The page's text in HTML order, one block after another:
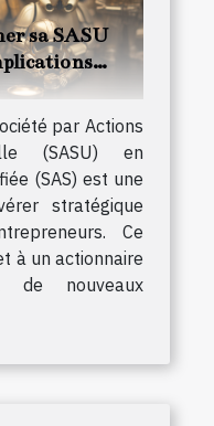
sa SASU
par Actions
(SASU) en
(SAS) est une
stratégique
Ce
à un actionnaire
nouveaux